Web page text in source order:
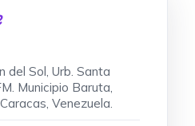
del Sol, Urb. Santa
Municipio Baruta,
Venezuela.